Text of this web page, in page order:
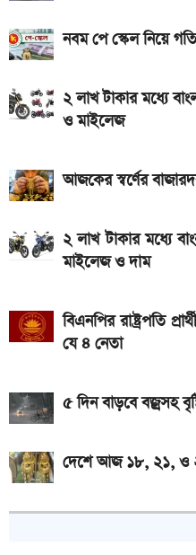
iQOO Z11-এ থাকছে ৬.৮৩
Bajaj Pulsar N160 S:
Yamaha MT-15 V2
আকর্ষণীয় স্পোর্টস বাইক
২ লাখ টাকার মধ্যে
নবম পে স্কেল নিয়ে
২ লাখ টাকার মধ্যে
ও মাইলেজ
আজকের স্বর্ণের
২ লাখ টাকার মধ্যে
মাইলেজ ও দাম
বিএনপির রাষ্ট্রপতি
যে ৪ নেতা
৫ দিন বাড়বে বজ্রসহ
দেশে আজ ১৮, ২১, ও